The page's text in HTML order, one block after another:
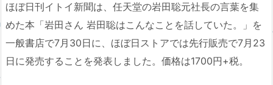
ほぼ日刊イトイ新聞は、任天堂の岩田聡元社長の言葉を集
めた本「岩田さん 岩田聡はこんなことを話していた。」を
一般書店で7月30日に、ほぼ日ストアでは先行販売で7月23
日に発売することを発表しました。価格は1700円+税。